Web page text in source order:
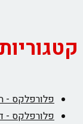
פלורפלקס -
פלורפלקס -